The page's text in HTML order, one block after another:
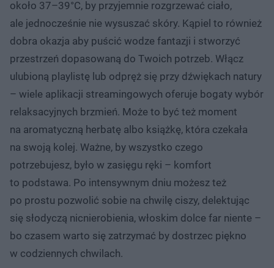
około 37–39°C, by przyjemnie rozgrzewać ciało,
ale jednocześnie nie wysuszać skóry. Kąpiel to również
dobra okazja aby puścić wodze fantazji i stworzyć
przestrzeń dopasowaną do Twoich potrzeb. Włącz
ulubioną playlistę lub odpręż się przy dźwiękach natury
– wiele aplikacji streamingowych oferuje bogaty wybór
relaksacyjnych brzmień. Może to być też moment
na aromatyczną herbatę albo książkę, która czekała
na swoją kolej. Ważne, by wszystko czego
potrzebujesz, było w zasięgu ręki – komfort
to podstawa. Po intensywnym dniu możesz też
po prostu pozwolić sobie na chwilę ciszy, delektując
się słodyczą nicnierobienia, włoskim dolce far niente –
bo czasem warto się zatrzymać by dostrzec piękno
w codziennych chwilach.